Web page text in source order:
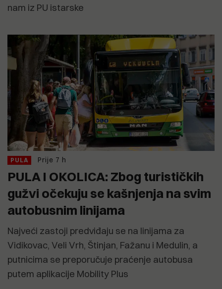
nam iz PU istarske
PULA Prije 7 h
PULA I OKOLICA: Zbog turističkih
gužvi očekuju se kašnjenja na svim
autobusnim linijama
Najveći zastoji predviđaju se na linijama za
Vidikovac, Veli Vrh, Štinjan, Fažanu i Medulin, a
putnicima se preporučuje praćenje autobusa
putem aplikacije Mobility Plus